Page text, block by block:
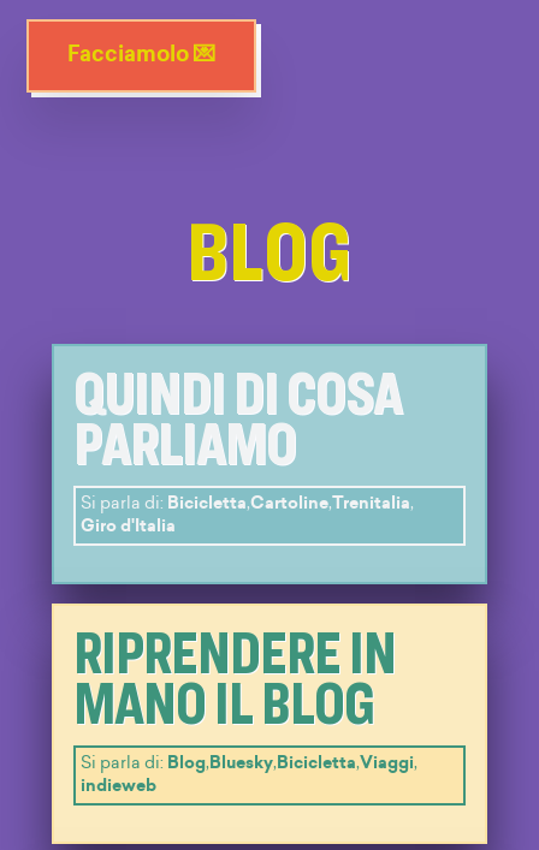
Facciamolo 💌
BLOG
QUINDI DI COSA
PARLIAMO
Si parla di: Bicicletta,Cartoline,Trenitalia,
Giro d'Italia
RIPRENDERE IN
MANO IL BLOG
Si parla di: Blog,Bluesky,Bicicletta,Viaggi,
indieweb